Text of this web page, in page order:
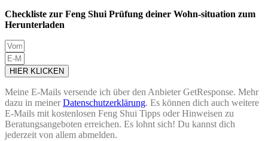
Checkliste zur Feng Shui Prüfung deiner Wohn-situation zum
Herunterladen
HIER KLICKEN
Meine E-Mails versende ich über den Anbieter GetResponse. Mehr
dazu in meinerDatenschutzerklärung. Es können dich auch weitere
E-Mails mit kostenlosen Feng Shui Tipps oder Hinweisen zu
Beratungsangeboten erreichen. Es lohnt sich! Du kannst dich
jederzeit von allem abmelden.